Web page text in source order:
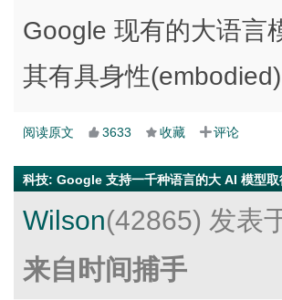
Google 现有的大语言
其有具身性
阅读原文 3633 收藏 评论
科技: Google 支持一千种语言的大 AI 模型取
Wilson(42865) 发表
来自时间捕手